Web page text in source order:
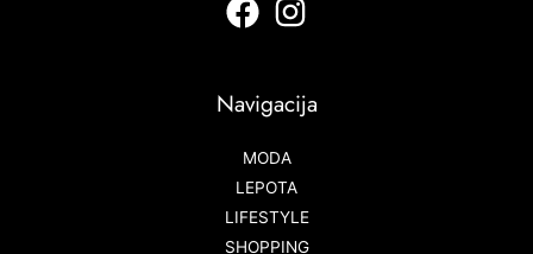
Navigacija
MODA
LEPOTA
LIFESTYLE
SHOPPING